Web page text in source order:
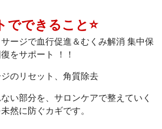
でできること⭐️
ージで血行促進＆むくみ解消 集中保
をサポート ！！
のリセット、角質除去
い部分を、サロンケアで整えていく
然に防ぐカギです。